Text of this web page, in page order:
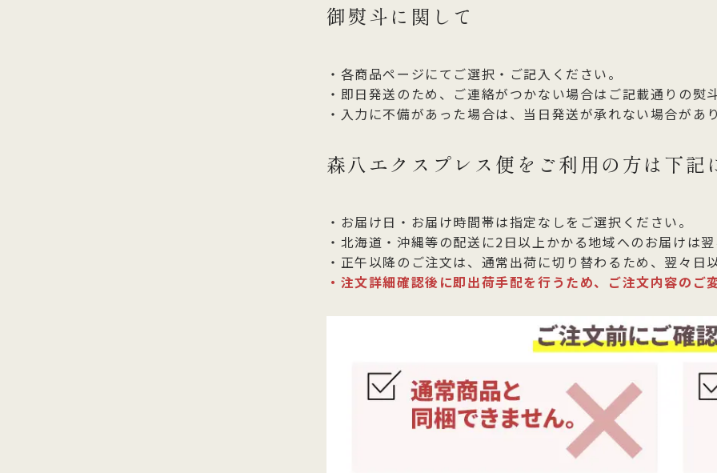
御熨斗に関して
・各商品ページにてご選択・ご記入ください。
・即日発送のため、ご連絡がつかない場合はご記載通りの熨
・入力に不備があった場合は、当日発送が承れない場合があり
森八エクスプレス便をご利用の方は下記
・お届け日・お届け時間帯は指定なしをご選択ください。
・北海道・沖縄等の配送に2日以上かかる地域へのお届けは翌
・正午以降のご注文は、通常出荷に切り替わるため、翌々日
・注文詳細確認後に即出荷手配を行うため、ご注文内容のご